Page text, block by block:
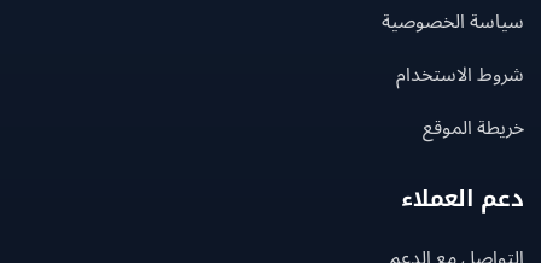
الخصوصية
الاستخدام
الموقع
العملاء